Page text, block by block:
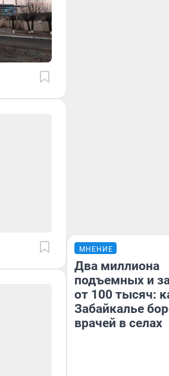
МНЕНИЕ
Два миллиона
подъемных и
от 100 тысяч:
Забайкалье
врачей в селах